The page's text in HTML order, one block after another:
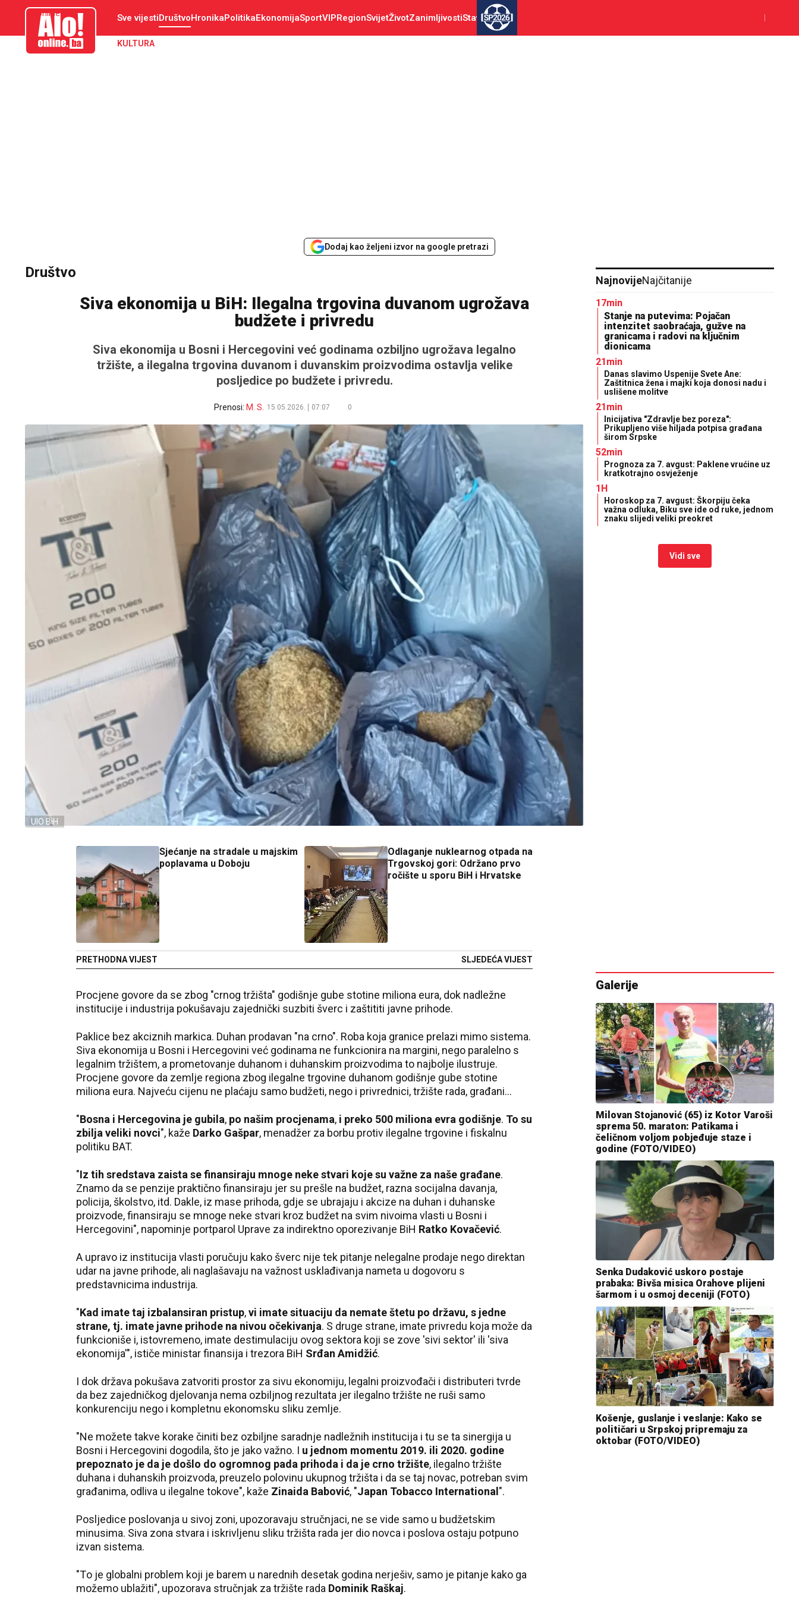
aloonline.ba Sve vijestiDruštvoHronikaPolitikaEkonomijaSportVIPRegionSvijetŽivotZanimljivostiStav SP2026
KULTURA
Dodaj kao željeni izvor na google pretrazi
Društvo
Siva ekonomija u BiH: Ilegalna trgovina duvanom ugrožava
budžete i privredu
Siva ekonomija u Bosni i Hercegovini već godinama ozbiljno ugrožava legalno
tržište, a ilegalna trgovina duvanom i duvanskim proizvodima ostavlja velike
posljedice po budžete i privredu.
Prenosi: M. S. 15.05.2026. 07:07 0
UIO BiH
Sjećanje na stradale u majskim
poplavama u Doboju
PRETHODNA VIJEST
Odlaganje nuklearnog otpada na
Trgovskoj gori: Održano prvo
ročište u sporu BiH i Hrvatske
SLJEDEĆA VIJEST
Procjene govore da se zbog "crnog tržišta" godišnje gube stotine miliona eura, dok nadležne
institucije i industrija pokušavaju zajednički suzbiti šverc i zaštititi javne prihode.
Paklice bez akciznih markica. Duhan prodavan "na crno". Roba koja granice prelazi mimo sistеma.
Siva ekonomija u Bosni i Hercegovini već godinama ne funkcionira na margini, nego paralelno s
legalnim tržištem, а prometovanje duhanom i duhanskim proizvodima to najbolje ilustruje.
Procjene govore da zemlje regiona zbog ilegalne trgovine duhanom godišnje gube stotine
miliona eura. Najveću cijenu ne plaćaju samo budžeti, nego i privrednici, tržište rada, građani...
"Bosna i Hercegovina je gubila, po našim procjenama, i preko 500 miliona evra godišnje. To su
zbilja veliki novci", kaže Darko Gašpar, menadžer za borbu protiv ilegalne trgovine i fiskalnu
politiku BAT.
"Iz tih sredstava zaista se finansiraju mnoge neke stvari koje su važne za naše građane.
Znamo da se penzije praktično finansiraju jer su prešle na budžet, razna socijalna davanja,
policija, školstvo, itd. Dakle, iz mase prihoda, gdje se ubrajaju i akcize na duhan i duhanske
proizvode, finansiraju se mnoge neke stvari kroz budžet na svim nivoima vlasti u Bosni i
Hercegovini", napominje portparol Uprave za indirektno oporezivanje BiH Ratko Kovačević.
A upravo iz institucija vlasti poručuju kako šverc nije tek pitanje nelegalne prodaje nego direktan
udar na javne prihode, ali naglašavaju na važnost usklađivanja nameta u dogovoru s
predstavnicima industrija.
"Kad imate taj izbalansiran pristup,vi imate situaciju da nemate štetu po državu, s jedne
strane, tj. imate javne prihode na nivou očekivanja. S druge strane, imate privredu koja može da
funkcioniše i, istovremeno, imate destimulaciju ovog sektora koji se zove 'sivi sektor' ili 'siva
ekonomija'", ističe ministar finansija i trezora BiH Srđan Amidžić.
I dok država pokušava zatvoriti prostor za sivu ekonomiju, legalni proizvođači i distributeri tvrde
da bez zajedničkog djelovanja nema ozbiljnog rezultata jer ilegalno tržište ne ruši samo
konkurenciju nego i kompletnu ekonomsku sliku zemlje.
"Ne možete takve korake činiti bez ozbiljne saradnje nadležnih institucija i tu se ta sinergija u
Bosni i Hercegovini dogodila, što je jako važno. I u jednom momentu 2019. ili 2020. godine
prepoznato je da je došlo do ogromnog pada prihoda i da je crno tržište, ilegalno tržište
duhana i duhanskih proizvoda, preuzelo polovinu ukupnog tržišta i da se taj novac, potreban svim
građanima, odliva u ilegalne tokove", kaže Zinaida Babović, "Japan Tobacco International ".
Posljedice poslovanja u sivoj zoni, upozoravaju stručnjaci, ne se vide samo u budžetskim
minusima. Siva zona stvara i iskrivljenu sliku tržišta rada jer dio novca i poslova ostaju potpuno
izvan sistema.
"Тo je globalni problem koji je barem u narednih desetak godina nerješiv, samo je pitanje kako ga
možemo ublažiti", upozorava stručnjak za tržište rada Dominik Raškaj.
NajnovijeNajčitanije
17min
Stanje na putevima: Pojačan
intenzitet saobraćaja, gužve na
granicama i radovi na ključnim
dionicama
21min
Danas slavimo Uspenije Svete Ane:
Zaštitnica žena i majki koja donosi nadu i
uslišene molitve
21min
Inicijativa "Zdravlje bez poreza":
Prikupljeno više hiljada potpisa građana
širom Srpske
52min
Prognoza za 7. avgust: Paklene vrućine uz
kratkotrajno osvježenje
1H
Horoskop za 7. avgust: Škorpiju čeka
važna odluka, Biku sve ide od ruke, jednom
znaku slijedi veliki preokret
Vidi sve
Galerije
Milovan Stojanović (65) iz Kotor Varoši
sprema 50. maraton: Patikama i
čeličnom voljom pobjeđuje staze i
godine (FOTO/VIDEO)
Senka Dudaković uskoro postaje
prabaka: Bivša misica Orahove plijeni
šarmom i u osmoj deceniji (FOTO)
Košenje, guslanje i veslanje: Kako se
političari u Srpskoj pripremaju za
oktobar (FOTO/VIDEO)